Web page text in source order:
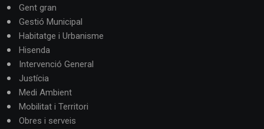
Gent gran
Gestió Municipal
Habitatge i Urbanisme
Hisenda
Intervenció General
Justícia
Medi Ambient
Mobilitat i Territori
Obres i serveis